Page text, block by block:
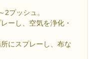
2プッシュ。
ーし、空気を浄化・
にスプレーし、布な